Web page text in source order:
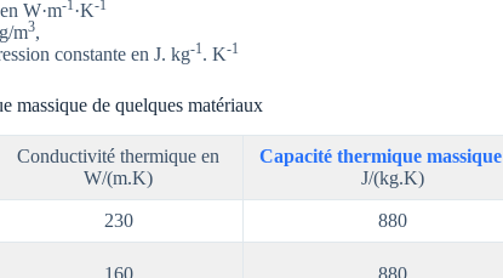
W·m-1 ·K-1
m3,
constante en J. kg-1 . K-1
massique de quelques matériaux
Conductivité thermique en
W/(m.K)
Capacité thermique massique
J/(kg.K)
230 880
160 880